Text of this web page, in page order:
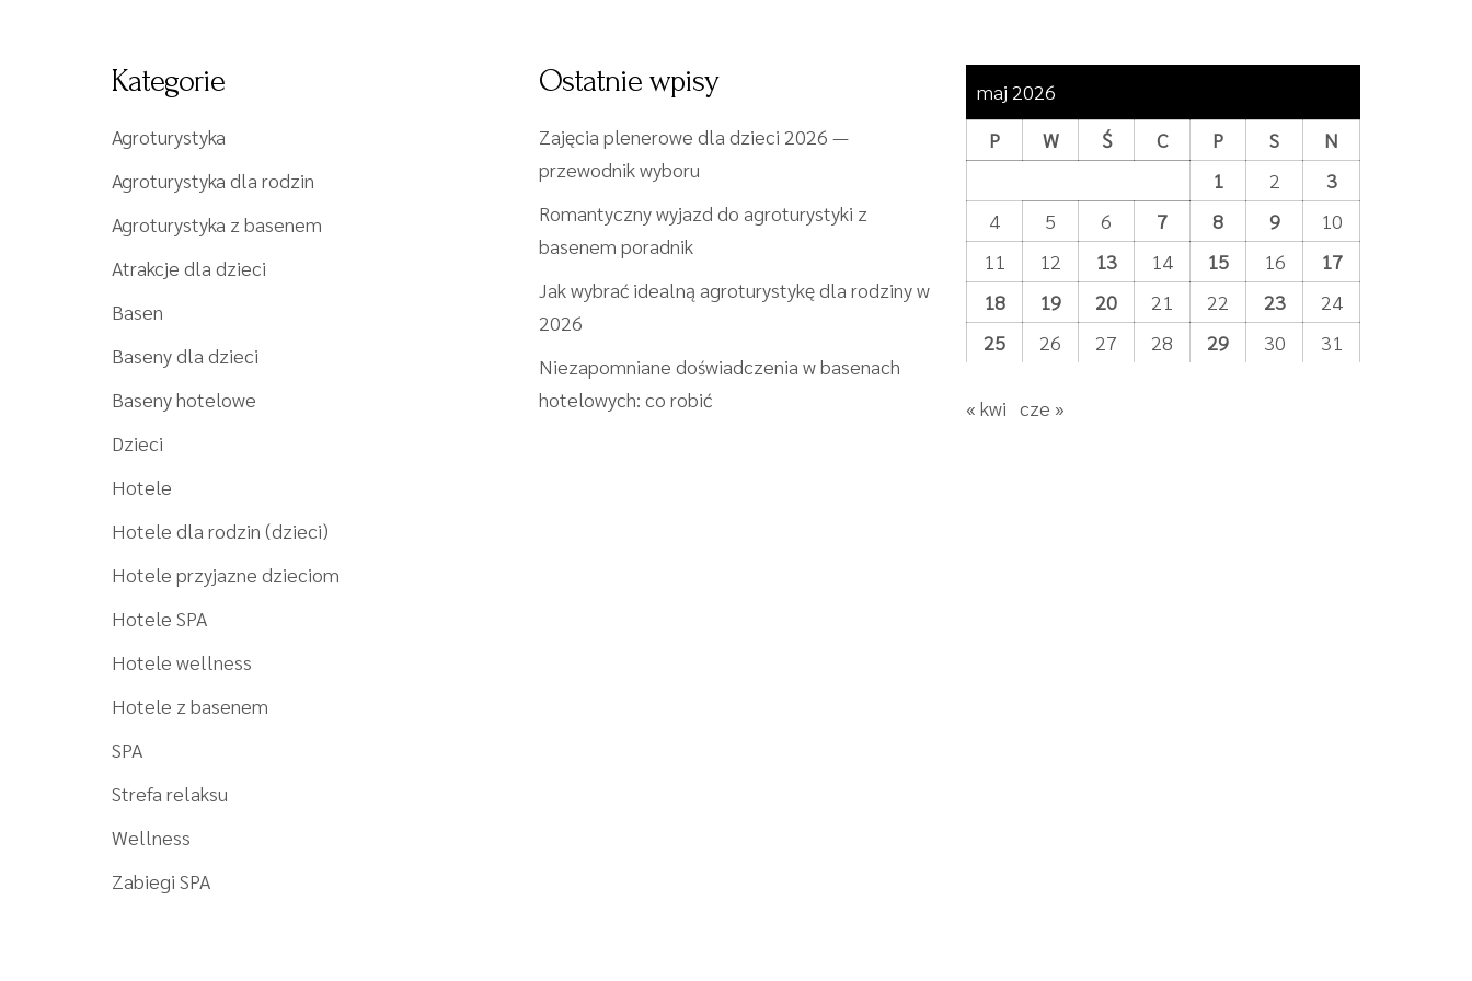
Kategorie
Agroturystyka
Agroturystyka dla rodzin
Agroturystyka z basenem
Atrakcje dla dzieci
Basen
Baseny dla dzieci
Baseny hotelowe
Dzieci
Hotele
Hotele dla rodzin (dzieci)
Hotele przyjazne dzieciom
Hotele SPA
Hotele wellness
Hotele z basenem
SPA
Strefa relaksu
Wellness
Zabiegi SPA
Ostatnie wpisy
Zajęcia plenerowe dla dzieci 2026 —
przewodnik wyboru
Romantyczny wyjazd do agroturystyki z
basenem poradnik
Jak wybrać idealną agroturystykę dla rodziny w
2026
Niezapomniane doświadczenia w basenach
hotelowych: co robić
maj 2026
P
W Ś C P S
N
1
2
3
4
5 6 7 8 9
10
11
12 13 14 15 16
17
18
19 20 21 22 23
24
25
26 27 28 29 30 31
« kwi cze »